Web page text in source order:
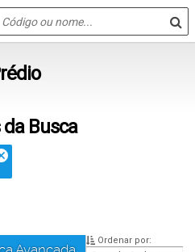
da Busca
Ordenar por: